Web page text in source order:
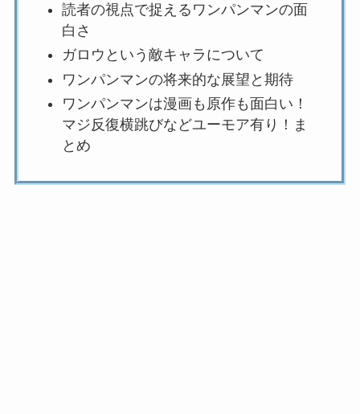
読者の視点で捉えるワンパンマンの面
白さ
ガロウという敵キャラについて
ワンパンマンの将来的な展望と期待
ワンパンマンは漫画も原作も面白い！
マジ反復横跳びなどユーモア有り！ま
とめ